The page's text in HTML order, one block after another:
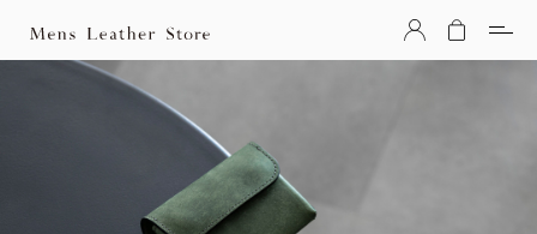
Mens Leather Store（メンズレザーストア）